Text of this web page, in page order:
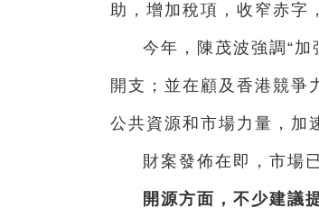
助，增加稅項，收窄赤字
今年，陳茂波強調“
開支；並在顧及香港競爭
公共資源和市場力量，加
財案發佈在即，市場
開源方面，不少建議